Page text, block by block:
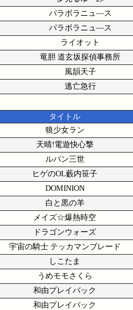
パラボラニュ―ス
パラボラニュ―ス
ライオット
竜胆 道玄坂探偵事務所
風韻天子
逃亡急行
タイトル
狼少女ラン
天晴!電遊快心撃
ルパン三世
ヒゲのOL藪内笹子
DOMINION
白と黒の羊
メイズ☆爆熱時空
ドラゴンウォーズ
宇宙の騎士 テッカマンブレード
しこたま
うめモモさくら
和由プレイバック
和由プレイバック